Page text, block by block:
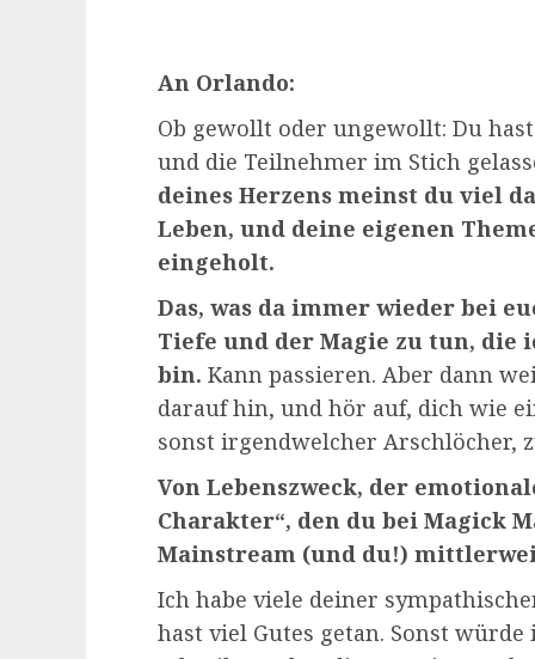
An Orlando:
Ob gewollt oder ungewollt: Du
und die Teilnehmer im Stich
deines Herzens meinst du viel
Leben, und deine eigenen
eingeholt.
Das, was da immer wieder bei
Tiefe und der Magie zu tun, die
bin. Kann passieren. Aber dann
darauf hin, und hör auf, dich wie
sonst irgendwelcher Arschlöcher,
Von Lebenszweck, der
Charakter“, den du bei Magick
Mainstream (und du!)
Ich habe viele deiner
hast viel Gutes getan. Sonst